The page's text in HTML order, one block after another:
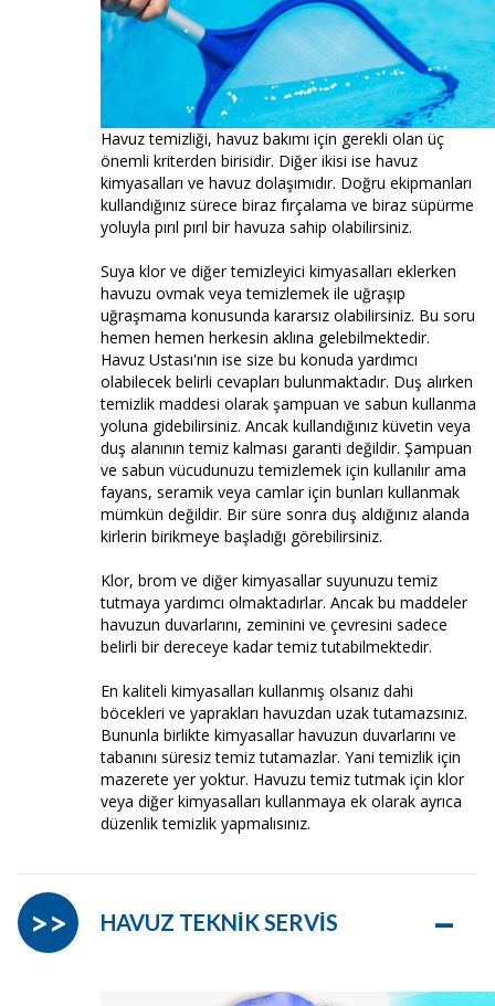
Havuz temizliği, havuz bakımı için gerekli olan üç
önemli kriterden birisidir. Diğer ikisi ise havuz
kimyasalları ve havuz dolaşımıdır. Doğru ekipmanları
kullandığınız sürece biraz fırçalama ve biraz süpürme
yoluyla pırıl pırıl bir havuza sahip olabilirsiniz.
Suya klor ve diğer temizleyici kimyasalları eklerken
havuzu ovmak veya temizlemek ile uğraşıp
uğraşmama konusunda kararsız olabilirsiniz. Bu soru
hemen hemen herkesin aklına gelebilmektedir.
Havuz Ustası'nın ise size bu konuda yardımcı
olabilecek belirli cevapları bulunmaktadır. Duş alırken
temizlik maddesi olarak şampuan ve sabun kullanma
yoluna gidebilirsiniz. Ancak kullandığınız küvetin veya
duş alanının temiz kalması garanti değildir. Şampuan
ve sabun vücudunuzu temizlemek için kullanılır ama
fayans, seramik veya camlar için bunları kullanmak
mümkün değildir. Bir süre sonra duş aldığınız alanda
kirlerin birikmeye başladığı görebilirsiniz.
Klor, brom ve diğer kimyasallar suyunuzu temiz
tutmaya yardımcı olmaktadırlar. Ancak bu maddeler
havuzun duvarlarını, zeminini ve çevresini sadece
belirli bir dereceye kadar temiz tutabilmektedir.
En kaliteli kimyasalları kullanmış olsanız dahi
böcekleri ve yaprakları havuzdan uzak tutamazsınız.
Bununla birlikte kimyasallar havuzun duvarlarını ve
tabanını süresiz temiz tutamazlar. Yani temizlik için
mazerete yer yoktur. Havuzu temiz tutmak için klor
veya diğer kimyasalları kullanmaya ek olarak ayrıca
düzenlik temizlik yapmalısınız.
HAVUZ TEKNİK SERVİS –
>>